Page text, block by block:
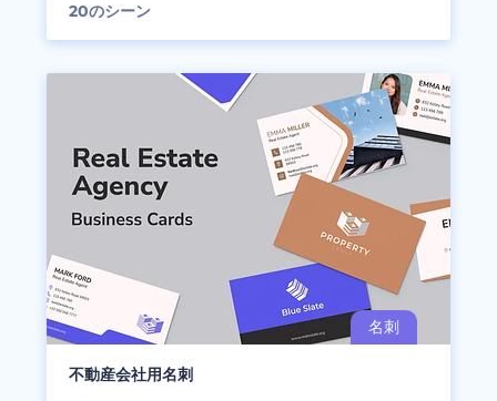
20のシーン
不動産会社用名刺